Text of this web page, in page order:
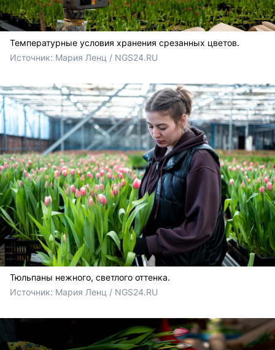
Температурные условия хранения срезанных цветов.
Источник: Мария Ленц / NGS24.RU
Тюльпаны нежного, светлого оттенка.
Источник: Мария Ленц / NGS24.RU